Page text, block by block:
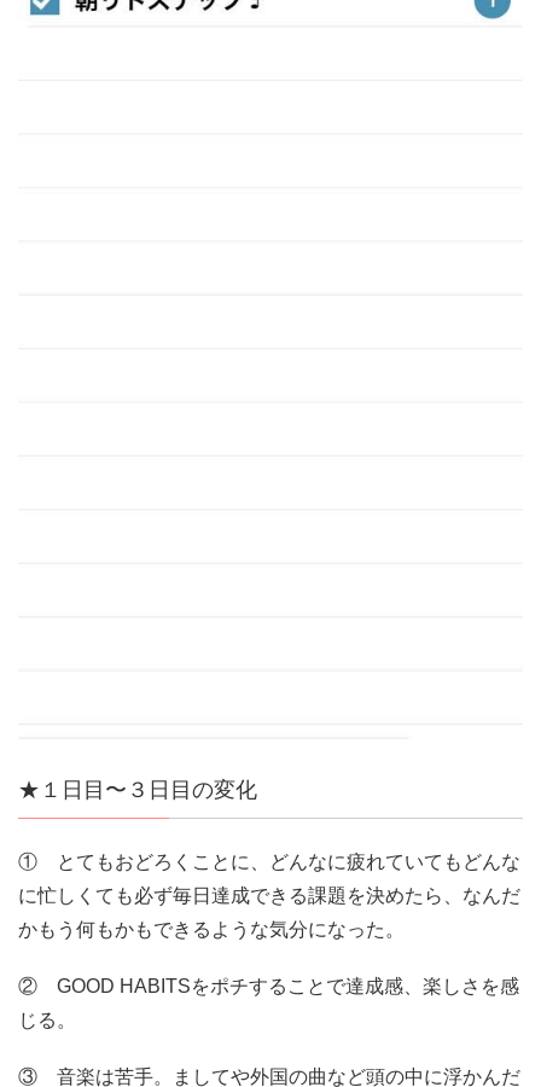
★１日目〜３日目の変化
① とてもおどろくことに、どんなに疲れていてもどんな
に忙しくても必ず毎日達成できる課題を決めたら、なんだ
かもう何もかもできるような気分になった。
② GOOD HABITSをポチすることで達成感、楽しさを感
じる。
③ 音楽は苦手。ましてや外国の曲など頭の中に浮かんだ